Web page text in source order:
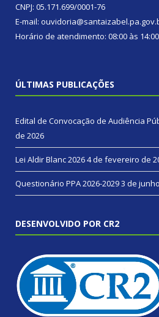
CNPJ: 05.171.699/0001-76
E-mail:
Horário de atendimento: 08:00 às 14:00
ÚLTIMAS PUBLICAÇÕES
Edital de Convocação de Audiência
de 2026
Lei Aldir Blanc 20264 de fevereiro de
Questionário PPA 2026-20293 de
DESENVOLVIDO POR CR2